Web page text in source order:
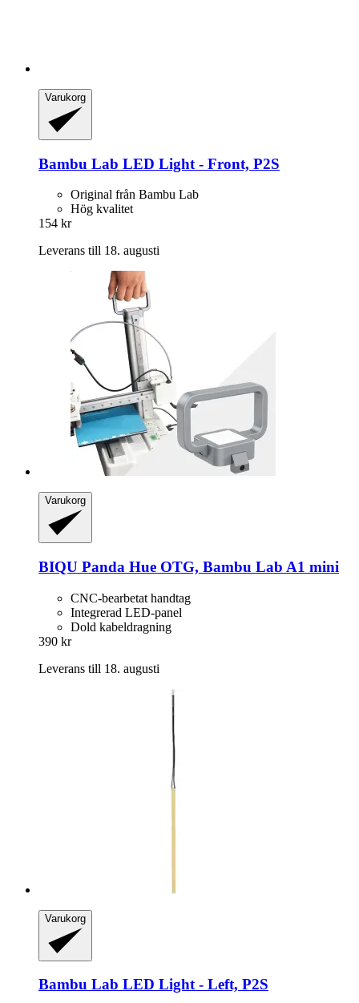
Varukorg
Bambu Lab LED Light -​ Front, P2S
Original från Bambu Lab
Hög kvalitet
154 kr
Leverans till 18. augusti
Varukorg
BIQU Panda Hue OTG, Bambu Lab A1 mini
CNC-bearbetat handtag
Integrerad LED-panel
Dold kabeldragning
390 kr
Leverans till 18. augusti
Varukorg
Bambu Lab LED Light -​ Left, P2S